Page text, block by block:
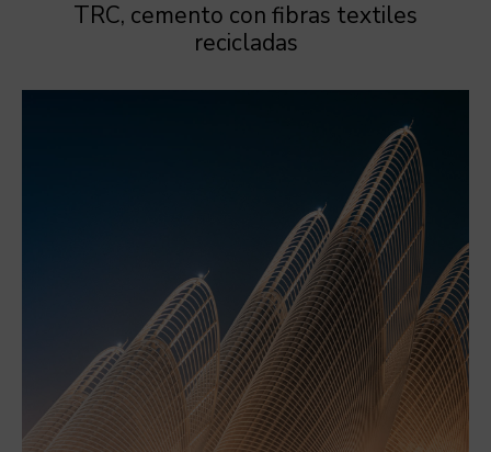
TRC, cemento con fibras textiles
recicladas